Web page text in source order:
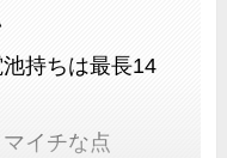
持ちは最長14
イチな点